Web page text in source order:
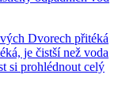
Dvorech přitéká
je čistší než voda
si prohlédnout celý